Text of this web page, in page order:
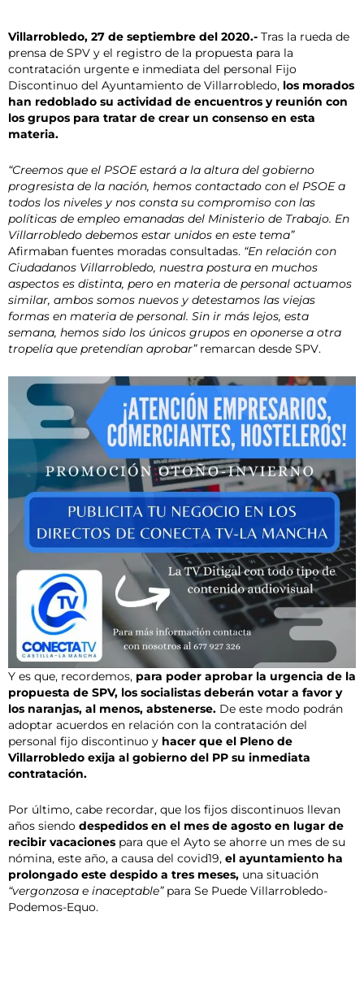
Villarrobledo, 27 de septiembre del 2020.- Tras la rueda de
prensa de SPV y el registro de la propuesta para la
contratación urgente e inmediata del personal Fijo
Discontinuo del Ayuntamiento de Villarrobledo, los morados
han redoblado su actividad de encuentros y reunión con
los grupos para tratar de crear un consenso en esta
materia.
“Creemos que el PSOE estará a la altura del gobierno
progresista de la nación, hemos contactado con el PSOE a
todos los niveles y nos consta su compromiso con las
políticas de empleo emanadas del Ministerio de Trabajo. En
Villarrobledo debemos estar unidos en este tema”
Afirmaban fuentes moradas consultadas. “En relación con
Ciudadanos Villarrobledo, nuestra postura en muchos
aspectos es distinta, pero en materia de personal actuamos
similar, ambos somos nuevos y detestamos las viejas
formas en materia de personal. Sin ir más lejos, esta
semana, hemos sido los únicos grupos en oponerse a otra
tropelía que pretendían aprobar”remarcan desde SPV.
Y es que, recordemos, para poder aprobar la urgencia de la
propuesta de SPV, los socialistas deberán votar a favor y
los naranjas, al menos, abstenerse. De este modo podrán
adoptar acuerdos en relación con la contratación del
personal fijo discontinuo y hacer que el Pleno de
Villarrobledo exija al gobierno del PP su inmediata
contratación.
Por último, cabe recordar, que los fijos discontinuos llevan
años siendo despedidos en el mes de agosto en lugar de
recibir vacaciones para que el Ayto se ahorre un mes de su
nómina, este año, a causa del covid19, el ayuntamiento ha
prolongado este despido a tres meses, una situación
“vergonzosa e inaceptable”para Se Puede Villarrobledo-
Podemos-Equo.